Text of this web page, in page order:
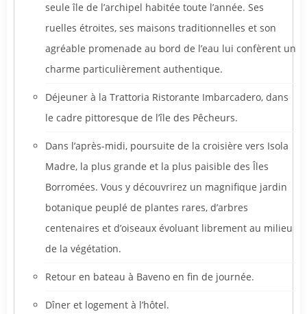
seule île de l’archipel habitée toute l’année. Ses
ruelles étroites, ses maisons traditionnelles et son
agréable promenade au bord de l’eau lui confèrent un
charme particulièrement authentique.
Déjeuner à la Trattoria Ristorante Imbarcadero, dans
le cadre pittoresque de l’île des Pêcheurs.
Dans l’après-midi, poursuite de la croisière vers Isola
Madre, la plus grande et la plus paisible des Îles
Borromées. Vous y découvrirez un magnifique jardin
botanique peuplé de plantes rares, d’arbres
centenaires et d’oiseaux évoluant librement au milieu
de la végétation.
Retour en bateau à Baveno en fin de journée.
Dîner et logement à l’hôtel.